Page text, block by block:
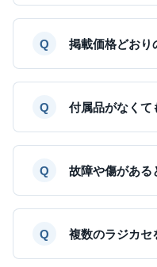
掲載価格どおり
付属品がなくて
故障や傷がある
複数のラジカセ